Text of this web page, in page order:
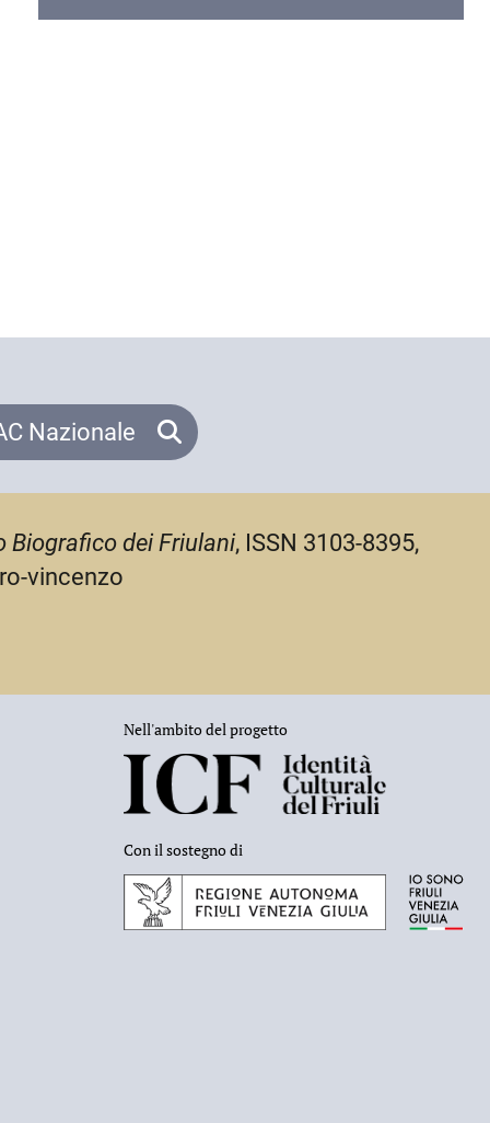
Nazionale
Biografico dei Friulani, ISSN 3103-8395,
vincenzo
Nell'ambito del progetto
Con il sostegno di